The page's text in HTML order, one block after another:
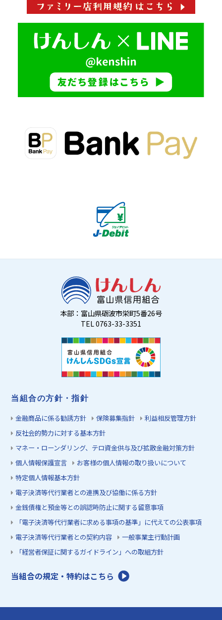
本部：富山県砺波市栄町5番26号
TEL 0763-33-3351
当組合の方針・指針
金融商品に係る勧誘方針 保険募集指針
利益相反管理方針
反社会的勢力に対する基本方針
マネー・ローンダリング、テロ資金供与及び拡散金融対策方針
個人情報保護宣言
お客様の個人情報の取り扱いについて
特定個人情報基本方針
電子決済等代行業者との連携及び協働に係る方針
金銭債権と預金等との誤認時防止に関する留意事項
「電子決済等代行業者に求める事項の基準」に代えての公表事項
電子決済等代行業者との契約内容
一般事業主行動計画
「経営者保証に関するガイドライン」への取組方針
当組合の規定・特約はこちら